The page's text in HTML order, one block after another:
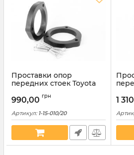
Проставки опор
передних стоек Toyota
15-010/20)
990,00 грн
Артикул: 1-15-010/20
15-
1